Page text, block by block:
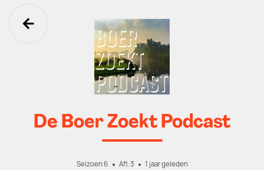
Ga terug
De Boer Zoekt Podcast
Seizoen 6 Afl. 3 1 jaar geleden